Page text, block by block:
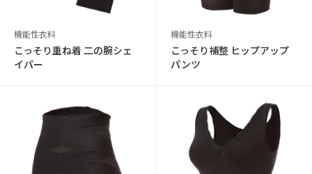
機能性衣料
こっそり重ね着 二の腕シェ
イパー
機能性衣料
こっそり補整 ヒップアップ
パンツ